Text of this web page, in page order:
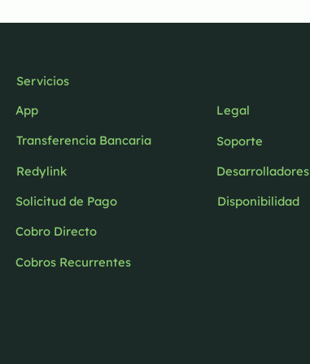
Servicios
Transferencia Bancaria
Redylink
Solicitud de Pago
Cobros Recurrentes
App
Legal
Soporte
Desarrolladores
Disponibilidad
Cobro Directo